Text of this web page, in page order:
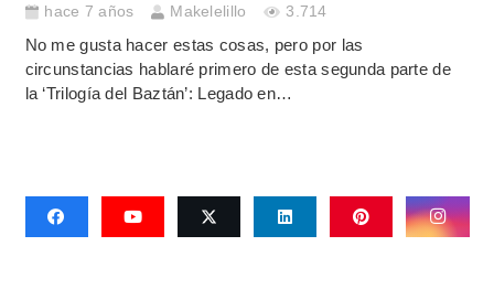
hace 7 años Makelelillo 3.714
No me gusta hacer estas cosas, pero por las
circunstancias hablaré primero de esta segunda parte de
la ‘Trilogía del Baztán’: Legado en…